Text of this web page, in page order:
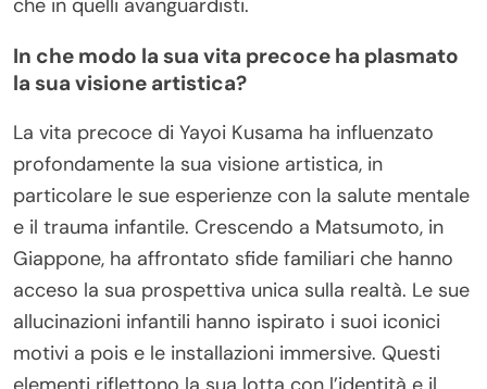
che in quelli avanguardisti.
In che modo la sua vita precoce ha plasmato
la sua visione artistica?
La vita precoce di Yayoi Kusama ha influenzato
profondamente la sua visione artistica, in
particolare le sue esperienze con la salute mentale
e il trauma infantile. Crescendo a Matsumoto, in
Giappone, ha affrontato sfide familiari che hanno
acceso la sua prospettiva unica sulla realtà. Le sue
allucinazioni infantili hanno ispirato i suoi iconici
motivi a pois e le installazioni immersive. Questi